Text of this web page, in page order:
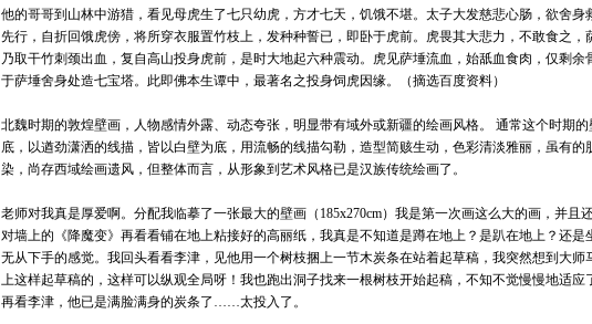
他的哥哥到山林中游猎，看见母虎生了七只幼虎，方才七天，饥饿不堪。太子大发慈悲心肠，欲舍身
先行，自折回饿虎傍，将所穿衣服置竹枝上，发种种誓已，即卧于虎前。虎畏其大悲力，不敢食之，
乃取干竹刺颈出血，复自高山投身虎前，是时大地起六种震动。虎见萨埵流血，始舐血食肉，仅剩余
于萨埵舍身处造七宝塔。此即佛本生谭中，最著名之投身饲虎因缘。（摘选百度资料）
北魏时期的敦煌壁画，人物感情外露、动态夸张，明显带有域外或新疆的绘画风格。 通常这个时期
底，以遒劲潇洒的线描，皆以白壁为底，用流畅的线描勾勒，造型简赅生动，色彩清淡雅丽，虽有的
染，尚存西域绘画遗风，但整体而言，从形象到艺术风格已是汉族传统绘画了。
老师对我真是厚爱啊。分配我临摹了一张最大的壁画（185x270cm）我是第一次画这么大的画，并且
对墙上的《降魔变》再看看铺在地上粘接好的高丽纸，我真是不知道是蹲在地上？是趴在地上？还是
无从下手的感觉。我回头看看李津，见他用一个树枝捆上一节木炭条在站着起草稿，我突然想到大师
上这样起草稿的，这样可以纵观全局呀！我也跑出洞子找来一根树枝开始起稿，不知不觉慢慢地适应
再看李津，他已是满脸满身的炭条了……太投入了。